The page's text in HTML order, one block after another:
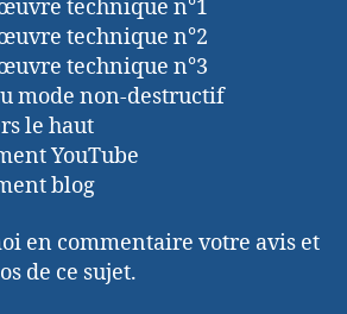
technique n°1
technique n°2
technique n°3
mode non-destructif
le haut
YouTube
blog
en commentaire votre avis et
de ce sujet.